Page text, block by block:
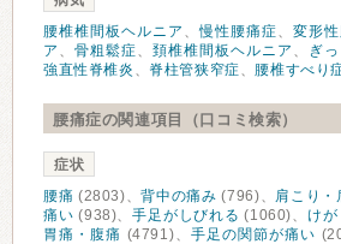
腰椎椎間板ヘルニア 、慢性腰痛症、 変形
ア 、 骨粗鬆症、 頚椎椎間板ヘルニア 、 ぎ
強直性脊椎炎 、 脊柱管狭窄症、 腰椎すべり
腰痛症の関連項目（口コミ検索）
症状
腰痛 (2803)、背中の痛み (796)、 肩こり・
痛い (938)、手足がしびれる (1060)、 けが
胃痛・腹痛 (4791)、 手足の関節が痛い